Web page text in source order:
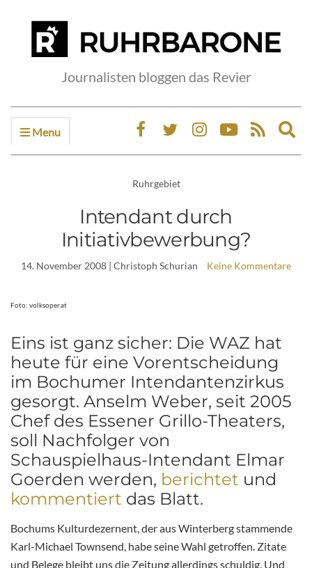
Journalisten bloggen das Revier
Menu
Ruhrgebiet
Intendant durch
Initiativbewerbung?
14. November 2008 | Christoph Schurian Keine Kommentare
Foto: volksoper.at
Eins ist ganz sicher: Die WAZ hat
heute für eine Vorentscheidung
im Bochumer Intendantenzirkus
gesorgt. Anselm Weber, seit 2005
Chef des Essener Grillo-Theaters,
soll Nachfolger von
Schauspielhaus-Intendant Elmar
Goerden werden, berichtet und
kommentiert das Blatt.
Bochums Kulturdezernent, der aus Winterberg stammende
Karl-Michael Townsend, habe seine Wahl getroffen. Zitate
und Belege bleibt uns die Zeitung allerdings schuldig. Und